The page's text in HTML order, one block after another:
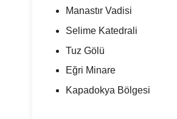
Manastır Vadisi
Selime Katedrali
Tuz Gölü
Eğri Minare
Kapadokya Bölgesi